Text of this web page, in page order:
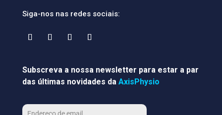
Siga-nos nas redes sociais:
Subscreva a nossa newsletter para estar a par
das últimas novidades da AxisPhysio